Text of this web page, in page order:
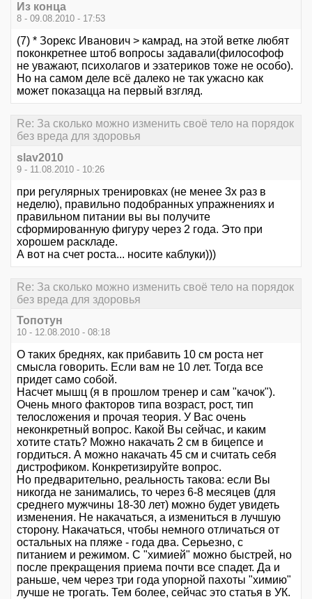
Из конца
8 - 09.08.2010 - 17:53
(7) * Зорекс Иванович > камрад, на этой ветке любят
поконкретнее штоб вопросы задавали(философоф
не уважают, психолагов и эзатериков тоже не особо).
Но на самом деле всё далеко не так ужасно как
может показацца на первый взгляд.
Re: За сколько можно изменить своё тело на порядок
без вреда для здоровья
slav2010
9 - 11.08.2010 - 10:26
при регулярных тренировках (не менее 3х раз в
неделю), правильно подобранных упражнениях и
правильном питании вы вы получите
сформированную фигуру через 2 года. Это при
хорошем раскладе.
А вот на счет роста... носите каблуки)))
Re: За сколько можно изменить своё тело на порядок
без вреда для здоровья
Топотун
10 - 12.08.2010 - 08:18
О таких бреднях, как прибавить 10 см роста нет
смысла говорить. Если вам не 10 лет. Тогда все
придет само собой.
Насчет мышц (я в прошлом тренер и сам "качок").
Очень много факторов типа возраст, рост, тип
телосложения и прочая теория. У Вас очень
неконкретный вопрос. Какой Вы сейчас, и каким
хотите стать? Можно накачать 2 см в бицепсе и
гордиться. А можно накачать 45 см и считать себя
дистрофиком. Конкретизируйте вопрос.
Но предварительно, реальность такова: если Вы
никогда не занимались, то через 6-8 месяцев (для
среднего мужчины 18-30 лет) можно будет увидеть
изменения. Не накачаться, а измениться в лучшую
сторону. Накачаться, чтобы немного отличаться от
остальных на пляже - года два. Серьезно, с
питанием и режимом. С "химией" можно быстрей, но
после прекращения приема почти все спадет. Да и
раньше, чем через три года упорной пахоты "химию"
лучше не трогать. Тем более, сейчас это статья в УК.